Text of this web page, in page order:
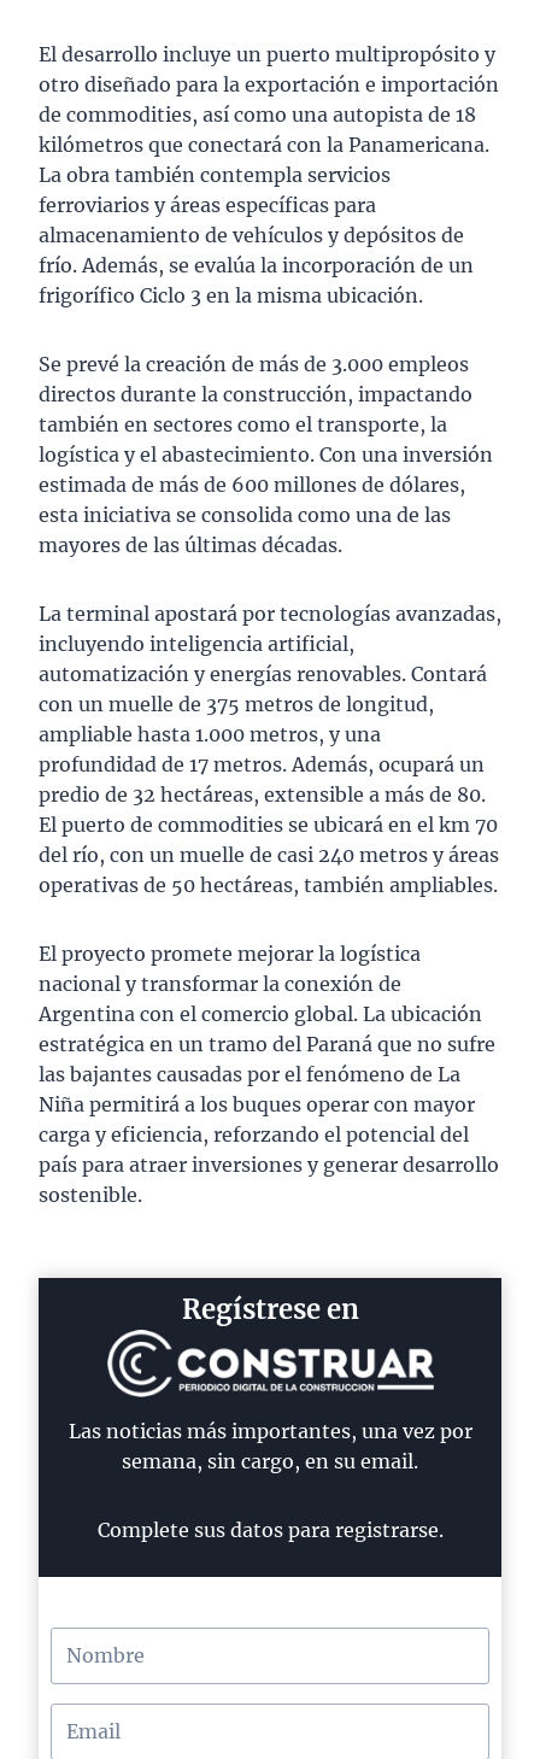
El desarrollo incluye un puerto multipropósito y
otro diseñado para la exportación e importación
de commodities, así como una autopista de 18
kilómetros que conectará con la Panamericana.
La obra también contempla servicios
ferroviarios y áreas específicas para
almacenamiento de vehículos y depósitos de
frío. Además, se evalúa la incorporación de un
frigorífico Ciclo 3 en la misma ubicación.
Se prevé la creación de más de 3.000 empleos
directos durante la construcción, impactando
también en sectores como el transporte, la
logística y el abastecimiento. Con una inversión
estimada de más de 600 millones de dólares,
esta iniciativa se consolida como una de las
mayores de las últimas décadas.
La terminal apostará por tecnologías avanzadas,
incluyendo inteligencia artificial,
automatización y energías renovables. Contará
con un muelle de 375 metros de longitud,
ampliable hasta 1.000 metros, y una
profundidad de 17 metros. Además, ocupará un
predio de 32 hectáreas, extensible a más de 80.
El puerto de commodities se ubicará en el km 70
del río, con un muelle de casi 240 metros y áreas
operativas de 50 hectáreas, también ampliables.
El proyecto promete mejorar la logística
nacional y transformar la conexión de
Argentina con el comercio global. La ubicación
estratégica en un tramo del Paraná que no sufre
las bajantes causadas por el fenómeno de La
Niña permitirá a los buques operar con mayor
carga y eficiencia, reforzando el potencial del
país para atraer inversiones y generar desarrollo
sostenible.
Regístrese en
Las noticias más importantes, una vez por
semana, sin cargo, en su email.
Complete sus datos para registrarse.